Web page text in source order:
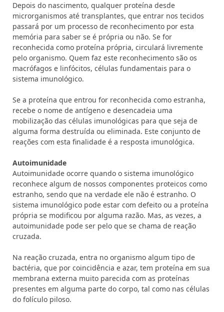
Depois do nascimento, qualquer proteína desde
microrganismos até transplantes, que entrar nos tecidos
passará por um processo de reconhecimento por esta
memória para saber se é própria ou não. Se for
reconhecida como proteína própria, circulará livremente
pelo organismo. Quem faz este reconhecimento são os
macrófagos e linfócitos, células fundamentais para o
sistema imunológico.
Se a proteína que entrou for reconhecida como estranha,
recebe o nome de antígeno e desencadeia uma
mobilização das células imunológicas para que seja de
alguma forma destruída ou eliminada. Este conjunto de
reações com esta finalidade é a resposta imunológica.
Autoimunidade
Autoimunidade ocorre quando o sistema imunológico
reconhece algum de nossos componentes proteicos como
estranho, sendo que na verdade ele não é estranho. O
sistema imunológico pode estar com defeito ou a proteína
própria se modificou por alguma razão. Mas, as vezes, a
autoimunidade pode ser pelo que se chama de reação
cruzada.
Na reação cruzada, entra no organismo algum tipo de
bactéria, que por coincidência e azar, tem proteína em sua
membrana externa muito parecida com as proteínas
presentes em alguma parte do corpo, tal como nas células
do folículo piloso.